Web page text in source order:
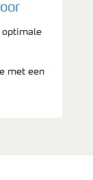
optimale
met een